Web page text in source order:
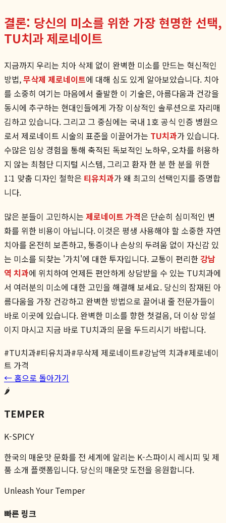
결론: 당신의 미소를 위한 가장 현명한 선택,
TU치과 제로네이트
지금까지 우리는 치아 삭제 없이 완벽한 미소를 만드는 혁신적인
방법,무삭제 제로네이트에 대해 심도 있게 알아보았습니다. 치아
를 소중히 여기는 마음에서 출발한 이 기술은, 아름다움과 건강을
동시에 추구하는 현대인들에게 가장 이상적인 솔루션으로 자리매
김하고 있습니다. 그리고 그 중심에는 국내 1호 공식 인증 병원으
로서 제로네이트 시술의 표준을 이끌어가는 TU치과가 있습니다.
수많은 임상 경험을 통해 축적된 독보적인 노하우, 오차를 허용하
지 않는 최첨단 디지털 시스템, 그리고 환자 한 분 한 분을 위한
1:1 맞춤 디자인 철학은 티유치과가 왜 최고의 선택인지를 증명합
니다.
많은 분들이 고민하시는 제로네이트 가격은 단순히 심미적인 변
화를 위한 비용이 아닙니다. 이것은 평생 사용해야 할 소중한 자연
치아를 온전히 보존하고, 통증이나 손상의 두려움 없이 자신감 있
는 미소를 되찾는 '가치'에 대한 투자입니다. 교통이 편리한강남
역 치과에 위치하여 언제든 편안하게 상담받을 수 있는 TU치과에
서 여러분의 미소에 대한 고민을 해결해 보세요. 당신의 잠재된 아
름다움을 가장 건강하고 완벽한 방법으로 끌어내 줄 전문가들이
바로 이곳에 있습니다. 완벽한 미소를 향한 첫걸음, 더 이상 망설
이지 마시고 지금 바로 TU치과의 문을 두드리시기 바랍니다.
#TU치과#티유치과#무삭제 제로네이트#강남역 치과#제로네이
트 가격
← 홈으로 돌아가기
🌶️
TEMPER
K-SPICY
한국의 매운맛 문화를 전 세계에 알리는 K-스파이시 레시피 및 제
품 소개 플랫폼입니다. 당신의 매운맛 도전을 응원합니다.
Unleash Your Temper
빠른 링크